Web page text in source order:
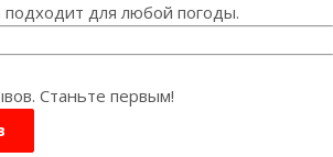
для любой погоды.
Станьте первым!